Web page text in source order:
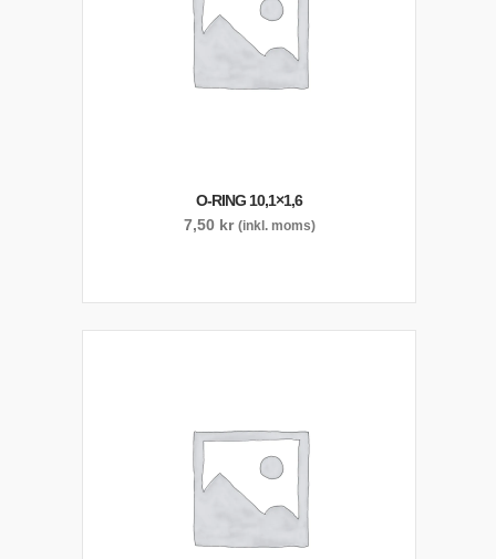
O-RING 10,1×1,6
7,50 kr (inkl. moms)